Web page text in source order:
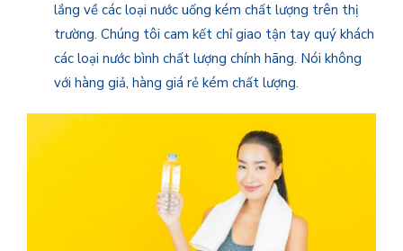
lắng về các loại nước uống kém chất lượng trên thị
trường. Chúng tôi cam kết chỉ giao tận tay quý khách
các loại nước bình chất lượng chính hãng. Nói không
với hàng giả, hàng giá rẻ kém chất lượng.